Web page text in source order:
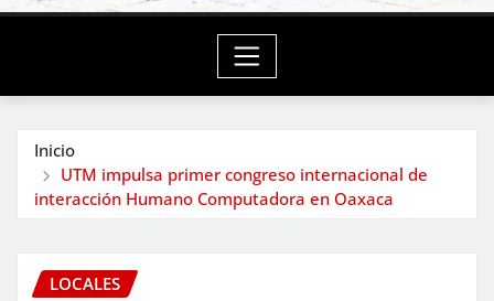
Inicio
UTM impulsa primer congreso internacional de
interacción Humano Computadora en Oaxaca
LOCALES